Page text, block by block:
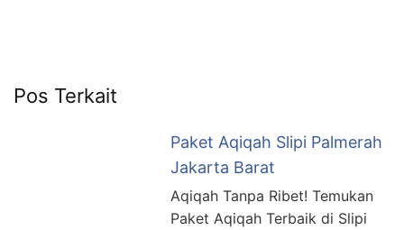
Pos Terkait
Paket Aqiqah Slipi Palmerah
Jakarta Barat
Aqiqah Tanpa Ribet! Temukan
Paket Aqiqah Terbaik di Slipi